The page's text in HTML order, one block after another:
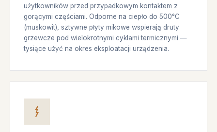
użytkowników przed przypadkowym kontaktem z
gorącymi częściami. Odporne na ciepło do 500°C
(muskowit), sztywne płyty mikowe wspierają druty
grzewcze pod wielokrotnymi cyklami termicznymi —
tysiące użyć na okres eksploatacji urządzenia.